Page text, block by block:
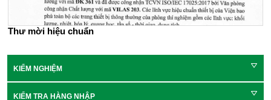
Thư mời hiệu chuẩn
KIỂM NGHIỆM
KIỂM TRA HÀNG NHẬP